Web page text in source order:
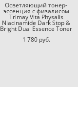
Осветляющий тонер-
эссенция с физалисом
Trimay Vita Physalis
Niacinamide Dark Stop &
Bright Dual Essence Toner
1 780 pуб.